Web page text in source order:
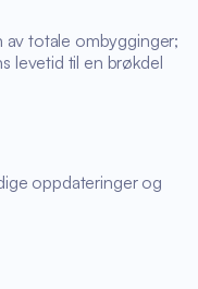
av totale ombygginger;
levetid til en brøkdel
oppdateringer og